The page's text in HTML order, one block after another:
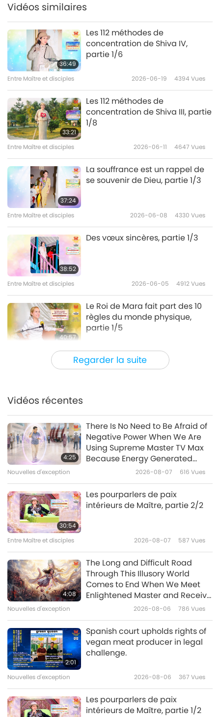
7
28:00
Entre Maître et disciples 2021-03-25 6860
8
26:22
d’Éden, partie 8/9
Entre Maître et disciples 2021-03-26 6963Vues
9
26:34
d’Éden, partie 9/9
Entre Maître et disciples 2021-03-27 7030 Vues
Regarder la suite
Vidéos similaires
36:49
Les 112 méthodes de
concentration de Shiva IV,
partie 1/6
Entre Maître et disciples 2026-06-19 4394 Vues
33:21
Les 112 méthodes de
concentration de Shiva III, partie
1/8
Entre Maître et disciples 2026-06-11 4647 Vues
37:24
La souffrance est un rappel de
se souvenir de Dieu, partie 1/3
Entre Maître et disciples 2026-06-08 4330 Vues
38:52
Des vœux sincères, partie 1/3
Entre Maître et disciples 2026-06-05 4912Vues
40:57
Le Roi de Mara fait part des 10
règles du monde physique,
partie 1/5
Entre Maître et disciples 2026-05-31
37:55
36:56
Les 112 méthodes de
concentration de Shiva II, partie
1/4
37:31
Les 112 méthodes de
38:43
Nous devons vouloir la libération
pour être libérés, partie 1/3
37:24
L’histoire de la fête de Ching
Ming, partie 1/4
Vidéos récentes
4:25
There Is No Need to Be Afraid of
Negative Power When We Are
Using Supreme Master TV Max
Because Energy Generated
from It Is Far More Powerful than
Nouvelles d'exception 2026-08-07 616 Vues
30:54
Les pourparlers de paix
intérieurs de Maître, partie 2/2
Entre Maître et disciples 2026-08-07 587 Vues
4:08
The Long and Difficult Road
Through This Illusory World
Comes to End When We Meet
Enlightened Master and Receive
Nouvelles d'exception 2026-08-06 786 Vues
2:01
Spanish court upholds rights of
vegan meat producer in legal
challenge.
Nouvelles d'exception 2026-08-06 367 Vues
Les pourparlers de paix
intérieurs de Maître, partie 1/2